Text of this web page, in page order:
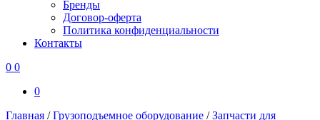
Бренды
Договор-оферта
Политика конфиденциальности
Контакты
0 0
0
Главная /Грузоподъемное оборудование /Запчасти для